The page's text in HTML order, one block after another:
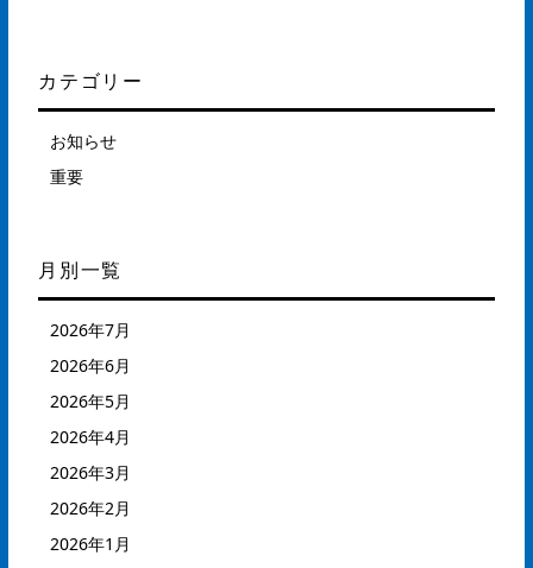
カテゴリー
お知らせ
重要
月別一覧
2026年7月
2026年6月
2026年5月
2026年4月
2026年3月
2026年2月
2026年1月